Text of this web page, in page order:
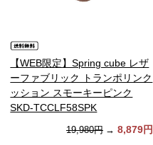
【WEB限定】Spring cube レザ
ーファブリック トランポリンク
ッション スモーキーピンク
SKD-TCCLF58SPK
19,980円 → 8,879円